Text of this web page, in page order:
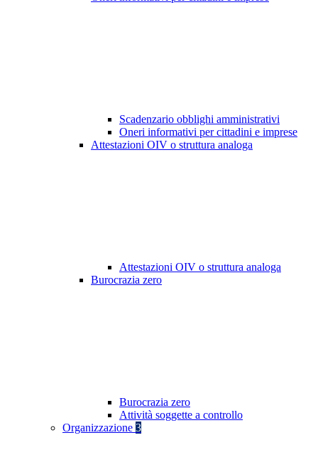
Scadenzario obblighi amministrativi
Oneri informativi per cittadini e imprese
Attestazioni OIV o struttura analoga
Attestazioni OIV o struttura analoga
Burocrazia zero
Burocrazia zero
Attività soggette a controllo
Organizzazione 3